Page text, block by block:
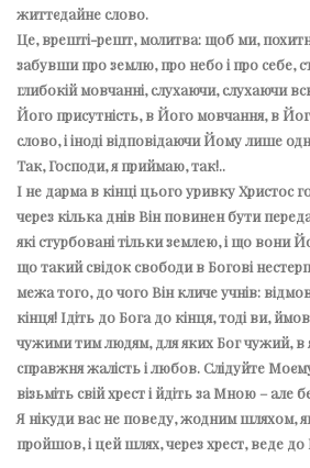
життєдайне слово.
Це, врешті-решт, молитва: щоб ми,
забувши про землю, про небо і про себе,
глибокій мовчанні, слухаючи, слухаючи
Його присутність, в Його мовчання, в
слово, і іноді відповідаючи Йому лише
Так, Господи, я приймаю, так!..
І не дарма в кінці цього уривку Христос
через кілька днів Він повинен бути
які стурбовані тільки землею, і що вони
що такий свідок свободи в Богові
межа того, до чого Він кличе учнів:
кінця! Ідіть до Бога до кінця, тоді ви,
чужими тим людям, для яких Бог чужий, в
справжня жалість і любов. Слідуйте
візьміть свій хрест і йдіть за Мною – але
Я нікуди вас не поведу, жодним шляхом,
пройшов, і цей шлях, через хрест, веде до